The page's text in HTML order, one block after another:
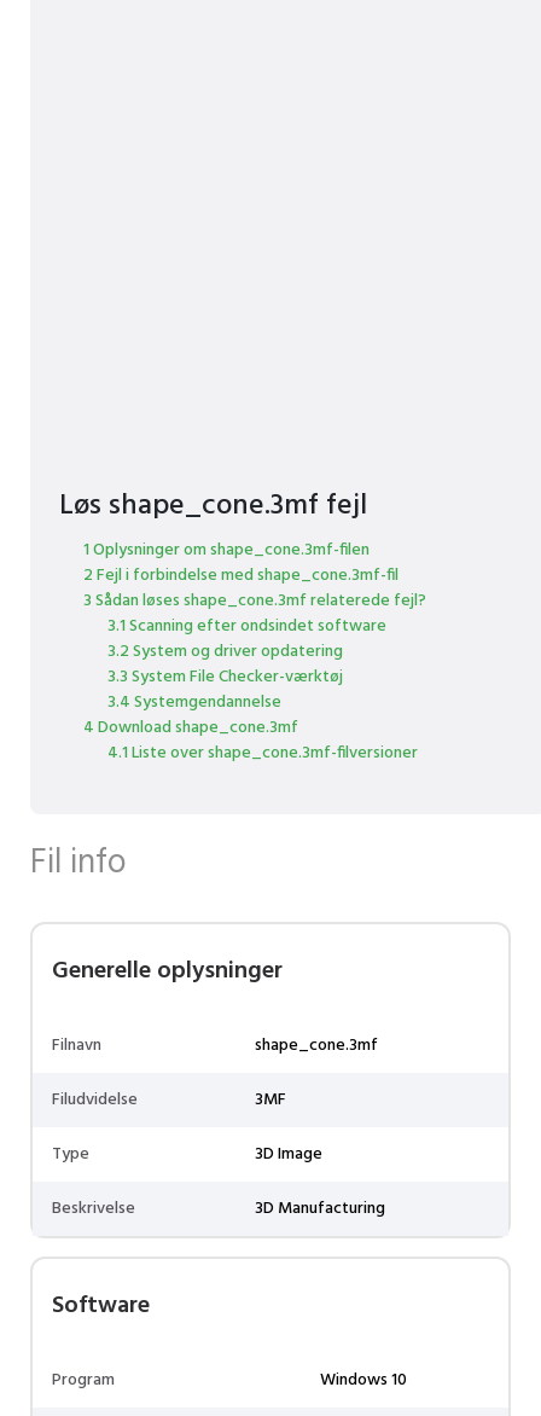
Løs shape_cone.3mf fejl
1 Oplysninger om shape_cone.3mf-filen
2 Fejl i forbindelse med shape_cone.3mf-fil
3 Sådan løses shape_cone.3mf relaterede fejl?
3.1 Scanning efter ondsindet software
3.2 System og driver opdatering
3.3 System File Checker-værktøj
3.4 Systemgendannelse
4 Download shape_cone.3mf
4.1 Liste over shape_cone.3mf-filversioner
Fil info
Generelle oplysninger
Filnavn
shape_cone.3mf
Filudvidelse
3MF
Type
3D Image
Beskrivelse
3D Manufacturing
Software
Program Windows 10